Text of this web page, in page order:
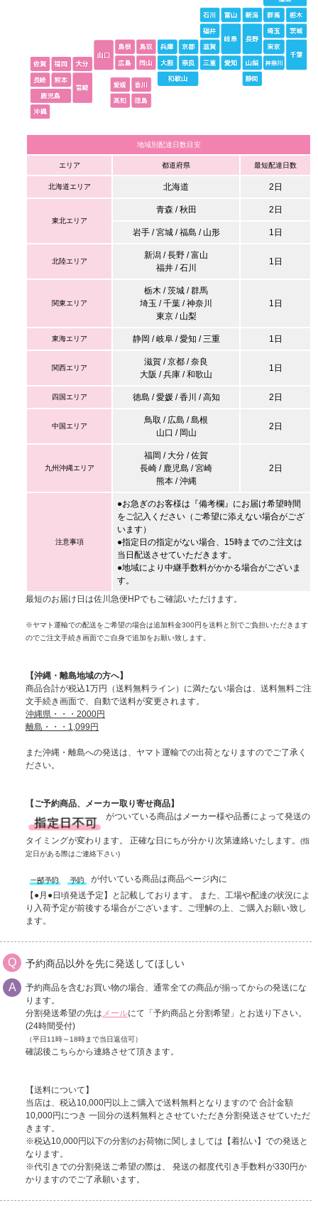
地域別配達日数目安
エリア 都道府県 最短配達日数
北海道エリア 北海道 2日
東北エリア
青森 / 秋田 2日
岩手 / 宮城 / 福島 / 山形 1日
北陸エリア
新潟 / 長野 / 富山
福井 / 石川
1日
関東エリア
栃木 / 茨城 / 群馬
埼玉 / 千葉 / 神奈川
東京 / 山梨
1日
東海エリア 静岡 / 岐阜 / 愛知 / 三重 1日
関西エリア
滋賀 / 京都 / 奈良
大阪 / 兵庫 / 和歌山
1日
四国エリア 徳島 / 愛媛 / 香川 / 高知 2日
中国エリア
鳥取 / 広島 / 島根
山口 / 岡山
2日
九州沖縄エリア
福岡 / 大分 / 佐賀
長崎 / 鹿児島 / 宮崎
熊本 / 沖縄
2日
注意事項
●お急ぎのお客様は『備考欄』にお届け希望時間
をご記入ください（ご希望に添えない場合がござ
います）
●指定日の指定がない場合、15時までのご注文は
当日配送させていただきます。
●地域により中継手数料がかかる場合がございま
す。
最短のお届け日は佐川急便HPでもご確認いただけます。
※ヤマト運輸での配送をご希望の場合は追加料金300円を送料と別でご負担いただきます
のでご注文手続き画面でご自身で追加をお願い致します。
【沖縄・離島地域の方へ】
商品合計が税込1万円（送料無料ライン）に満たない場合は、送料無料ご注
文手続き画面で、自動で送料が変更されます。
沖縄県・・・2000円
離島・・・1,099円
また沖縄・離島への発送は、ヤマト運輸での出荷となりますのでご了承く
ださい。
【ご予約商品、メーカー取り寄せ商品】
がついている商品はメーカー様や品番によって発送の
タイミングが変わります。 正確な日にちが分かり次第連絡いたします。
(指
定日がある際はご連絡下さい)
が付いている商品は商品ページ内に
【●月●日頃発送予定】と記載しております。 また、工場や配達の状況によ
り入荷予定が前後する場合がございます。ご理解の上、ご購入お願い致し
ます。
予約商品以外を先に発送してほしい
予約商品を含むお買い物の場合、通常全ての商品が揃ってからの発送にな
ります。
分割発送希望の先は メールにて「予約商品と分割希望」とお送り下さい。
(24時間受付)
（平日11時～18時まで当日返信可）
確認後こちらから連絡させて頂きます。
【送料について】
当店は、税込10,000円以上ご購入で送料無料となりますので 合計金額
10,000円につき 一回分の送料無料とさせていただき分割発送させていただ
きます。
※税込10,000円以下の分割のお荷物に関しましては【着払い】での発送と
なります。
※代引きでの分割発送ご希望の際は、 発送の都度代引き手数料が330円か
かりますのでご了承願います。